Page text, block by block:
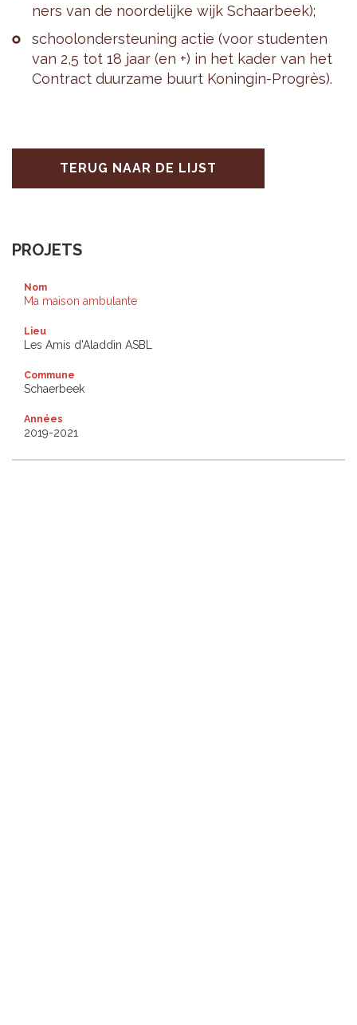
ners van de noor­de­lij­ke wijk Schaar­beek);
school­on­der­steu­ning actie (voor stu­den­ten
van 2,5 tot 18 jaar (en +) in het kader van het
Con­tract duur­za­me buurt Ko­nin­gin-Progrès).
TERUG NAAR DE LIJST
PROJETS
Nom
Ma maison ambulante
Lieu
Les Amis d'Aladdin ASBL
Commune
Schaerbeek
Années
2019-2021